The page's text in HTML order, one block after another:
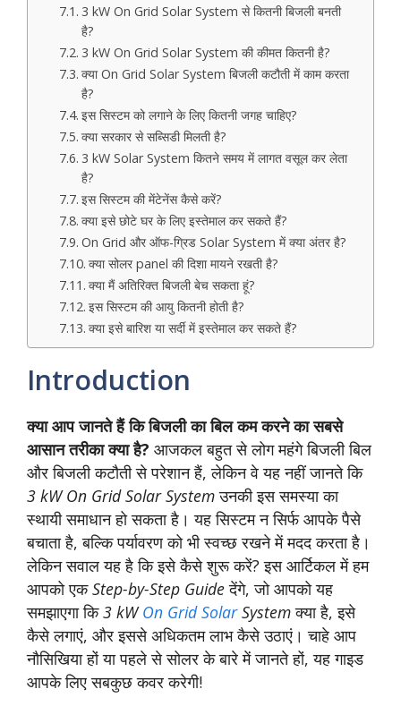
3 kW On Grid Solar System से कितनी बिजली बनती
है?
3 kW On Grid Solar System की कीमत कितनी है?
क्या On Grid Solar System बिजली कटौती में काम करता
है?
इस सिस्टम को लगाने के लिए कितनी जगह चाहिए?
क्या सरकार से सब्सिडी मिलती है?
3 kW Solar System कितने समय में लागत वसूल कर लेता
है?
इस सिस्टम की मेंटेनेंस कैसे करें?
क्या इसे छोटे घर के लिए इस्तेमाल कर सकते हैं?
On Grid और ऑफ-ग्रिड Solar System में क्या अंतर है?
क्या सोलर panel की दिशा मायने रखती है?
क्या मैं अतिरिक्त बिजली बेच सकता हूं?
इस सिस्टम की आयु कितनी होती है?
क्या इसे बारिश या सर्दी में इस्तेमाल कर सकते हैं?
Introduction
क्या आप जानते हैं कि बिजली का बिल कम करने का सबसे
आसान तरीका क्या है? आजकल बहुत से लोग महंगे बिजली बिल
और बिजली कटौती से परेशान हैं, लेकिन वे यह नहीं जानते कि
3 kW On Grid Solar Systemउनकी इस समस्या का
स्थायी समाधान हो सकता है। यह सिस्टम न सिर्फ आपके पैसे
बचाता है, बल्कि पर्यावरण को भी स्वच्छ रखने में मदद करता है।
लेकिन सवाल यह है कि इसे कैसे शुरू करें? इस आर्टिकल में हम
आपको एकStep-by-Step Guideदेंगे, जो आपको यह
समझाएगा कि3 kWOn Grid SolarSystemक्या है, इसे
कैसे लगाएं, और इससे अधिकतम लाभ कैसे उठाएं। चाहे आप
नौसिखिया हों या पहले से सोलर के बारे में जानते हों, यह गाइड
आपके लिए सबकुछ कवर करेगी!